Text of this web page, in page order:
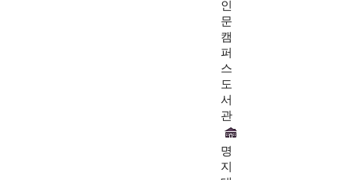
인
문
캠
퍼
스
도
서
관
명
지